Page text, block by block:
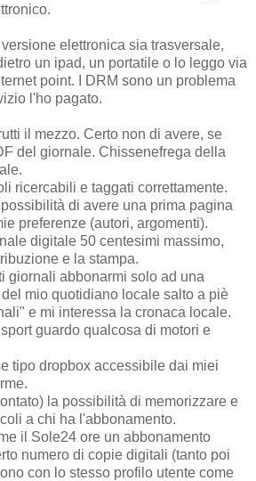
elettronica sia trasversale,
un ipad, un portatile o lo leggo via
point. I DRM sono un problema
l'ho pagato.
il mezzo. Certo non di avere, se
del giornale. Chissenefrega della
ricercabili e taggati correttamente.
di avere una prima pagina
preferenze (autori, argomenti).
digitale 50 centesimi massimo,
e la stampa.
giornali abbonarmi solo ad una
mio quotidiano locale salto a piè
e mi interessa la cronaca locale.
guardo qualcosa di motori e
tipo dropbox accessibile dai miei
la possibilità di memorizzare e
a chi ha l'abbonamento.
il Sole24 ore un abbonamento
numero di copie digitali (tanto poi
con lo stesso profilo utente come